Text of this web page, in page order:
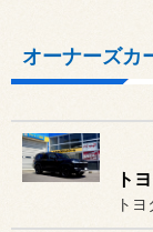
オーナーズカ
ト